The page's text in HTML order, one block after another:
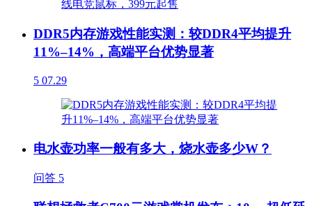
DDR5内存游戏性能实测：较DDR4平均提升
11%–14%，高端平台优势显著
5 07.29
电水壶功率一般有多大，烧水壶多少W？
问答 5